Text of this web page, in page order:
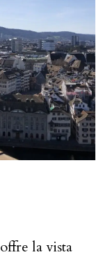
la vista